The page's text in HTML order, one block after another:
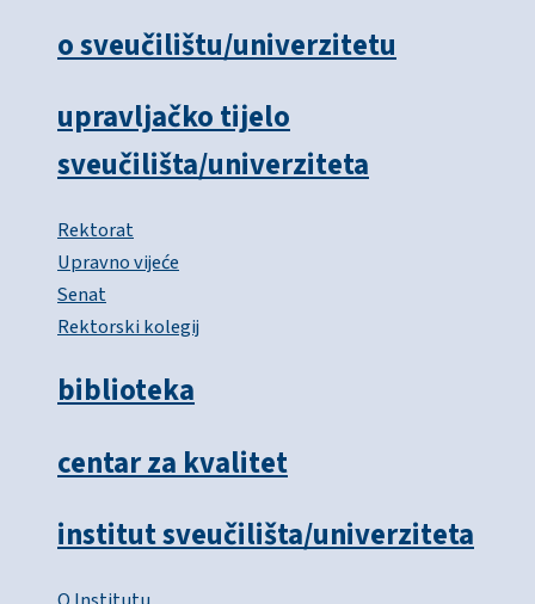
o sveučilištu/univerzitetu
upravljačko tijelo
sveučilišta/univerziteta
Rektorat
Upravno vijeće
Senat
Rektorski kolegij
biblioteka
centar za kvalitet
institut sveučilišta/univerziteta